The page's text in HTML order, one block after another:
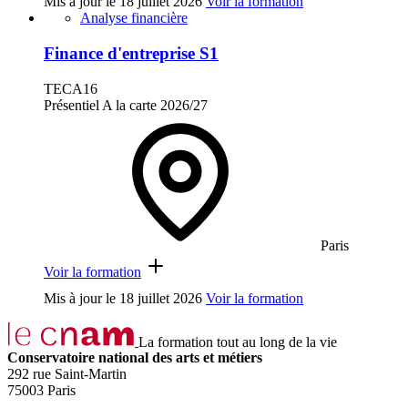
Analyse financière
Finance d'entreprise S1
TECA16
Présentiel A la carte 2026/27
Paris
Voir la formation
Mis à jour le 18 juillet 2026 Voir la formation
La formation tout au long de la vie
Conservatoire national des arts et métiers
292 rue Saint-Martin
75003 Paris